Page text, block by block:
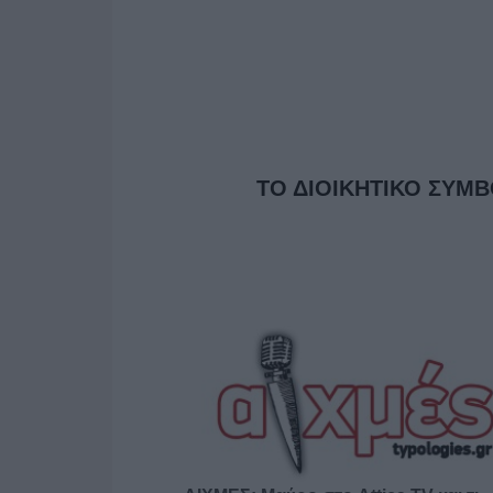
ΤΟ ΔΙΟΙΚΗΤΙΚΟ